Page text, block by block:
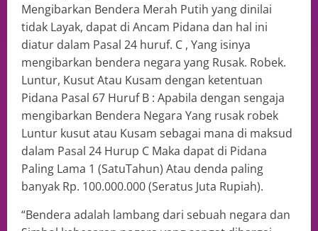
Mengibarkan Bendera Merah Putih yang dinilai
tidak Layak, dapat di Ancam Pidana dan hal ini
diatur dalam Pasal 24 huruf. C , Yang isinya
mengibarkan bendera negara yang Rusak. Robek.
Luntur, Kusut Atau Kusam dengan ketentuan
Pidana Pasal 67 Huruf B : Apabila dengan sengaja
mengibarkan Bendera Negara Yang rusak robek
Luntur kusut atau Kusam sebagai mana di maksud
dalam Pasal 24 Hurup C Maka dapat di Pidana
Paling Lama 1 (SatuTahun) Atau denda paling
banyak Rp. 100.000.000 (Seratus Juta Rupiah).
“Bendera adalah lambang dari sebuah negara dan